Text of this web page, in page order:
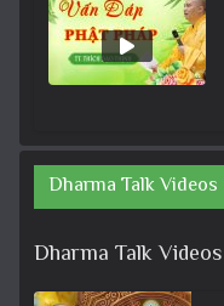
Dharma Talk Videos
Dharma Talk Videos